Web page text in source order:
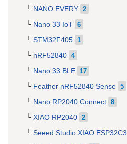
NANO EVERY 2
Nano 33 IoT 6
STM32F405 1
nRF52840 4
Nano 33 BLE 17
Feather nRF52840 Sense 5
Nano RP2040 Connect 8
XIAO RP2040 2
Seeed Studio XIAO ESP32C3